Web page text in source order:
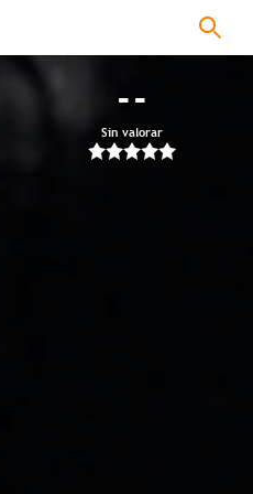
--
Sin valorar